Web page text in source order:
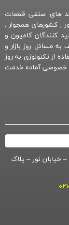
های صنفی قطعات
, کشورهای همجوار ,
کنندگان کامیون و
مسائل روز بازار و
از تکنولوژی به روز
خصوصی آماده خدمت
خیابان نور – پلاک